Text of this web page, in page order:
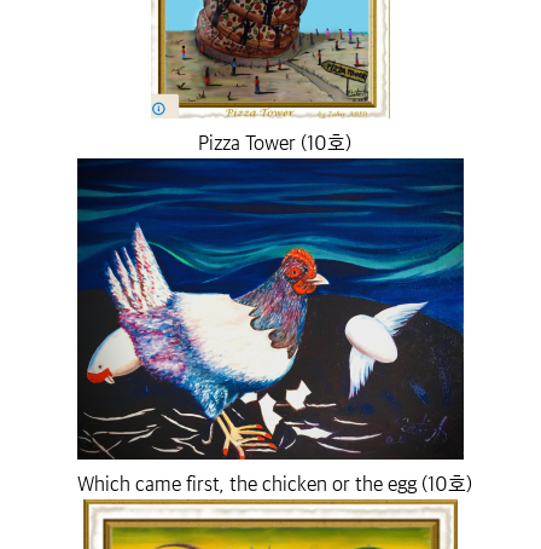
Pizza Tower (10호)
Which came first, the chicken or the egg (10호)